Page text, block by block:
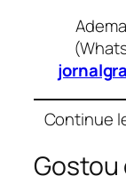
Continue
Gostou